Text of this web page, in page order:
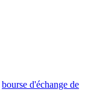
bourse d'échange de